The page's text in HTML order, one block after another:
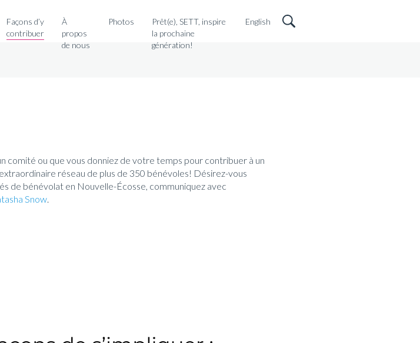
Façons d’y
contribuer
À
propos
de nous
Photos
Prêt(e), SETT, inspire
la prochaine
génération!
English
Search for:
ou que vous donniez de votre temps pour contribuer à un
réseau de plus de 350 bénévoles! Désirez-vous
de bénévolat en Nouvelle-Écosse, communiquez avec
Snow.